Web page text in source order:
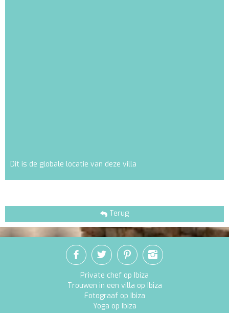
Dit is de globale locatie van deze villa
Terug
Private chef op Ibiza
Trouwen in een villa op Ibiza
Fotograaf op Ibiza
Yoga op Ibiza